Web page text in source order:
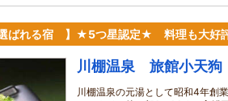
選ばれる宿 】★5つ星認定★ 料理も大好
川棚温泉 旅館小天狗
川棚温泉の元湯として昭和4年